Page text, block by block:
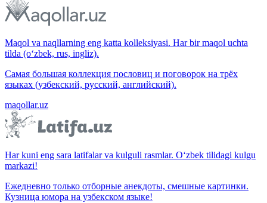
Maqol va naqllarning eng katta kolleksiyasi. Har bir maqol uchta
tilda (o‘zbek, rus, ingliz).
Самая большая коллекция пословиц и поговорок на трёх
языках (узбекский, русский, английский).
maqollar.uz
Har kuni eng sara latifalar va kulguli rasmlar. O‘zbek tilidagi kulgu
markazi!
Ежедневно только отборные анекдоты, смешные картинки.
Кузница юмора на узбекском языке!